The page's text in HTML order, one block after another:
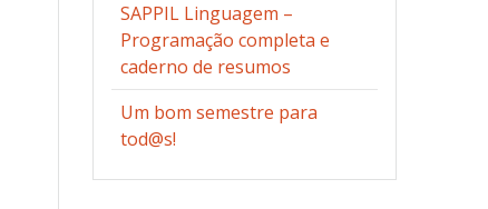
SAPPIL Linguagem –
Programação completa e
caderno de resumos
Um bom semestre para
tod@s!